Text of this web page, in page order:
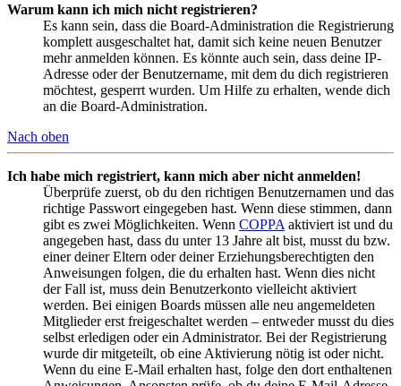
Warum kann ich mich nicht registrieren?
Es kann sein, dass die Board-Administration die Registrierung
komplett ausgeschaltet hat, damit sich keine neuen Benutzer
mehr anmelden können. Es könnte auch sein, dass deine IP-
Adresse oder der Benutzername, mit dem du dich registrieren
möchtest, gesperrt wurden. Um Hilfe zu erhalten, wende dich
an die Board-Administration.
Nach oben
Ich habe mich registriert, kann mich aber nicht anmelden!
Überprüfe zuerst, ob du den richtigen Benutzernamen und das
richtige Passwort eingegeben hast. Wenn diese stimmen, dann
gibt es zwei Möglichkeiten. Wenn COPPA aktiviert ist und du
angegeben hast, dass du unter 13 Jahre alt bist, musst du bzw.
einer deiner Eltern oder deiner Erziehungsberechtigten den
Anweisungen folgen, die du erhalten hast. Wenn dies nicht
der Fall ist, muss dein Benutzerkonto vielleicht aktiviert
werden. Bei einigen Boards müssen alle neu angemeldeten
Mitglieder erst freigeschaltet werden – entweder musst du dies
selbst erledigen oder ein Administrator. Bei der Registrierung
wurde dir mitgeteilt, ob eine Aktivierung nötig ist oder nicht.
Wenn du eine E-Mail erhalten hast, folge den dort enthaltenen